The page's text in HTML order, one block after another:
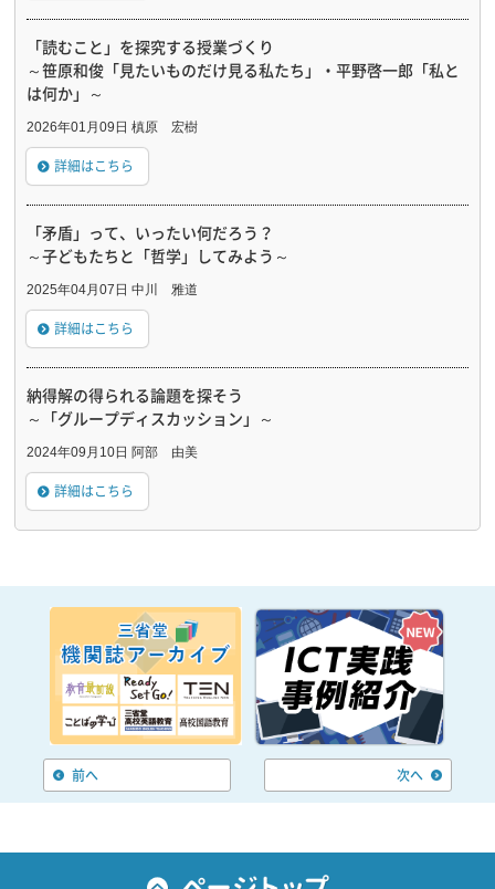
「読むこと」を探究する授業づくり
～笹原和俊「見たいものだけ見る私たち」・平野啓一郎「私と
は何か」～
2026年01月09日 槙原 宏樹
詳細はこちら
「矛盾」って、いったい何だろう？
～子どもたちと「哲学」してみよう～
2025年04月07日 中川 雅道
詳細はこちら
納得解の得られる論題を探そう
～「グループディスカッション」～
2024年09月10日 阿部 由美
詳細はこちら
前へ 次へ